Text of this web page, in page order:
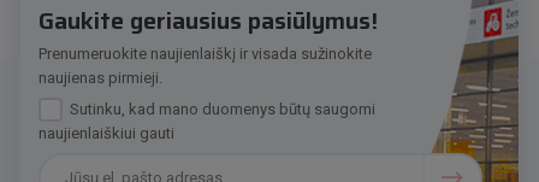
Gaukite geriausius pasiūlymus!
Prenumeruokite naujienlaiškį ir visada sužinokite
naujienas pirmieji.
Sutinku, kad mano duomenys būtų saugomi
naujienlaiškiui gauti